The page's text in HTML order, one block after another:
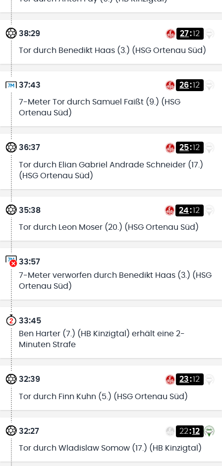
38:29 27:12
Tor durch Benedikt Haas (3.) (HSG Ortenau Süd)
37:43 26:12
7-Meter Tor durch Samuel Faißt (9.) (HSG
Ortenau Süd)
36:37 25:12
Tor durch Elian Gabriel Andrade Schneider (17.)
(HSG Ortenau Süd)
35:38 24:12
Tor durch Leon Moser (20.) (HSG Ortenau Süd)
33:57
7-Meter verworfen durch Benedikt Haas (3.) (HSG
Ortenau Süd)
33:45
Ben Harter (7.) (HB Kinzigtal) erhält eine 2-
Minuten Strafe
32:39 23:12
Tor durch Finn Kuhn (5.) (HSG Ortenau Süd)
32:27 22:12
Tor durch Wladislaw Somow (17.) (HB Kinzigtal)